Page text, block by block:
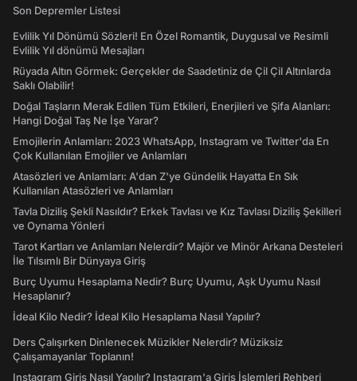
Son Depremler Listesi
Evlilik Yıl Dönümü Sözleri! En Özel Romantik, Duygusal ve Resimli
Evlilik Yıl dönümü Mesajları
Rüyada Altın Görmek: Gerçekler de Saadetiniz de Çil Çil Altınlarda
Saklı Olabilir!
Doğal Taşların Merak Edilen Tüm Etkileri, Enerjileri ve Şifa Alanları:
Hangi Doğal Taş Ne İşe Yarar?
Emojilerin Anlamları: 2023 WhatsApp, Instagram ve Twitter'da En
Çok Kullanılan Emojiler ve Anlamları
Atasözleri ve Anlamları: A'dan Z'ye Gündelik Hayatta En Sık
Kullanılan Atasözleri ve Anlamları
Tavla Diziliş Şekli Nasıldır? Erkek Tavlası ve Kız Tavlası Diziliş Şekilleri
ve Oynama Yönleri
Tarot Kartları ve Anlamları Nelerdir? Majör ve Minör Arkana Desteleri
İle Tılsımlı Bir Dünyaya Giriş
Burç Uyumu Hesaplama Nedir? Burç Uyumu, Aşk Uyumu Nasıl
Hesaplanır?
İdeal Kilo Nedir? İdeal Kilo Hesaplama Nasıl Yapılır?
Ders Çalışırken Dinlenecek Müzikler Nelerdir? Müziksiz
Çalışamayanlar Toplanın!
Instagram Giriş Nasıl Yapılır? Instagram'a Giriş İşlemleri Rehberi